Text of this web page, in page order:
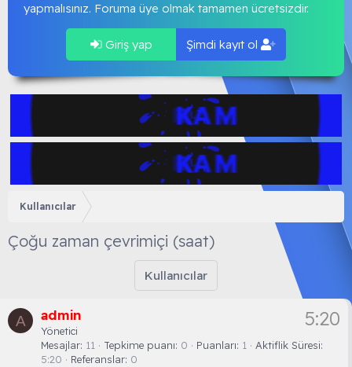
yapmalısınız. Foruma üye olmak tamamen ücretsizdir.
Giriş yap Şimdi kayıt ol
Kullanıcılar
Çoğu zaman çevrimiçi (saat)
Kullanıcılar
A 5:20
admin
Yönetici
Mesajlar 11 Tepkime puanı 0 Puanları 1
Aktiflik Süresi
5:20
Referanslar 0